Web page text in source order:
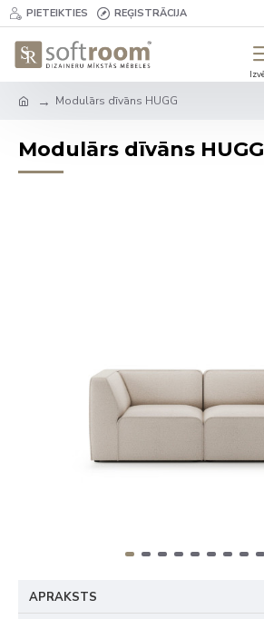
PIETEIKTIES REĢISTRĀCIJA
Modulārs dīvāns HUGG
Modulārs dīvāns HUGG
APRAKSTS